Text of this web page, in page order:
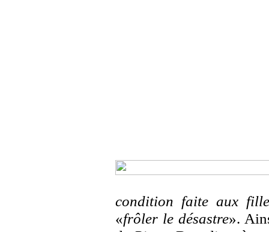
condition faite aux
«frôler le désastre».